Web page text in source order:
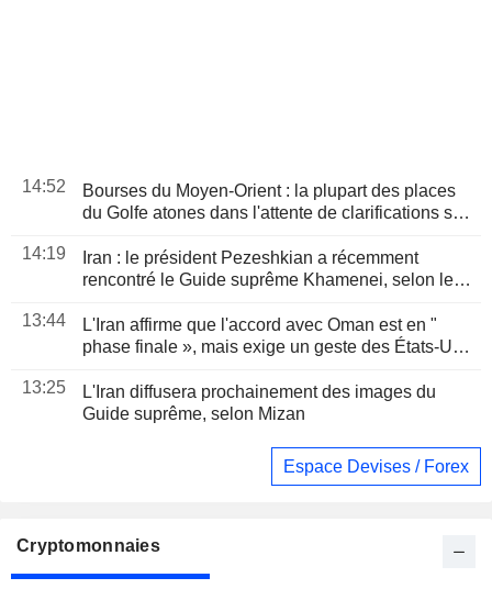
14:52
Bourses du Moyen-Orient : la plupart des places
du Golfe atones dans l'attente de clarifications sur
14:19
Iran : le président Pezeshkian a récemment
rencontré le Guide suprême Khamenei, selon les
13:44
L'Iran affirme que l'accord avec Oman est en "
phase finale », mais exige un geste des États-Unis
13:25
L'Iran diffusera prochainement des images du
Guide suprême, selon Mizan
Espace Devises / Forex
Cryptomonnaies